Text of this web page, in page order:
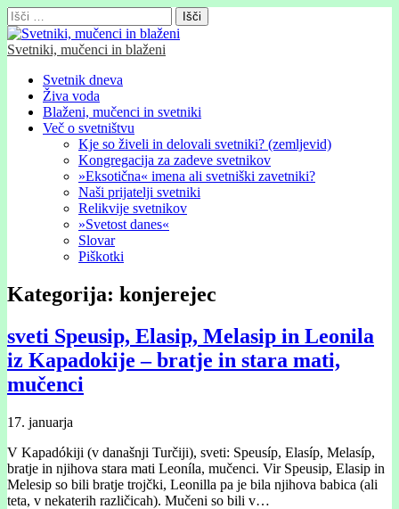
Išči:
Svetniki, mučenci in blaženi
Glavni
meni
Skip
content
Svetnik dneva
Živa voda
Blaženi, mučenci in svetniki
Več o svetništvu
Kje so živeli in delovali svetniki? (zemljevid)
Kongregacija za zadeve svetnikov
»Eksotična« imena ali svetniški zavetniki?
Naši prijatelji svetniki
Relikvije svetnikov
»Svetost danes«
Slovar
Piškotki
Kategorija: konjerejec
sveti Speusip, Elasip, Melasip in Leonila
iz Kapadokije – bratje in stara mati,
mučenci
17. januarja
V Kapadókiji (v današnji Turčiji), sveti: Speusíp, Elasíp, Melasíp,
bratje in njihova stara mati Leoníla, mučenci. Vir Speusip, Elasip in
Melesip so bili bratje trojčki, Leonilla pa je bila njihova babica (ali
teta, v nekaterih različicah). Mučeni so bili v…